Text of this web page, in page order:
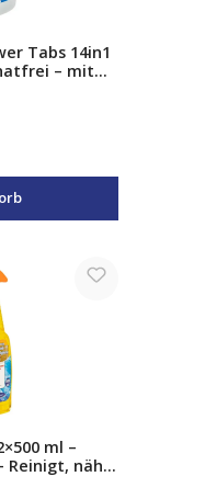
Tabs 14in1
– mit
ml –
Reinigt, nährt